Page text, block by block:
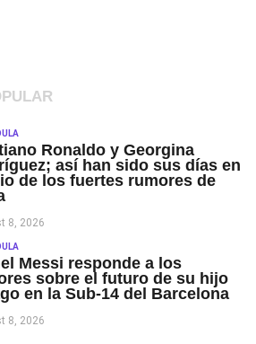
Ronaldo y Georgina
así han sido sus días en
de los fuertes rumores de
8, 2026
Messi responde a los
sobre el futuro de su hijo
en la Sub-14 del Barcelona
8, 2026